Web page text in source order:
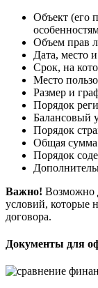
Объект (его
Объем прав
Дата, место
Срок, на
Место
Размер и
Порядок
Балансовый
Порядок
Общая сумма
Порядок
Важно! Возможно
условий, которые
договора.
Документы для